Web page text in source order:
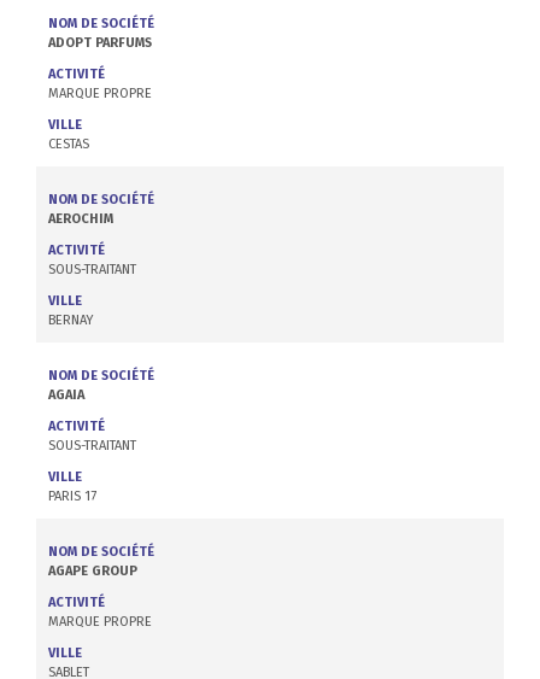
NOM DE SOCIÉTÉ
ADOPT PARFUMS
ACTIVITÉ
MARQUE PROPRE
VILLE
CESTAS
NOM DE SOCIÉTÉ
AEROCHIM
ACTIVITÉ
SOUS-TRAITANT
VILLE
BERNAY
NOM DE SOCIÉTÉ
AGAIA
ACTIVITÉ
SOUS-TRAITANT
VILLE
PARIS 17
NOM DE SOCIÉTÉ
AGAPE GROUP
ACTIVITÉ
MARQUE PROPRE
VILLE
SABLET